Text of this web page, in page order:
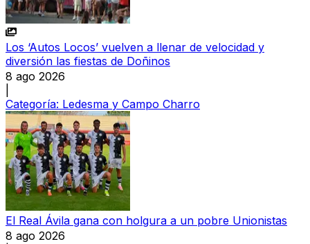
Los ‘Autos Locos’ vuelven a llenar de velocidad y
diversión las fiestas de Doñinos
8 ago 2026
Categoría: Ledesma y Campo Charro
El Real Ávila gana con holgura a un pobre Unionistas
8 ago 2026